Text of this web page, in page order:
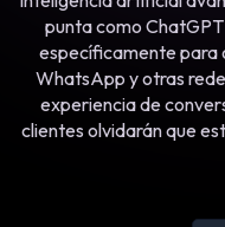
punta como
específicamente para
WhatsApp y otras
experiencia de
clientes olvidarán que